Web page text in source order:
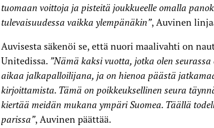
tuomaan voittoja ja pisteitä joukkueelle omalla
tulevaisuudessa vaikka ylempänäkin”, Auvinen
Auvisesta säkenöi se, että nuori maalivahti on
Unitedissa. ”Nämä kaksi vuotta, jotka olen
aikaa jalkapalloilijana, ja on hienoa päästä
kirjoittamista. Tämä on poikkeuksellinen seura
kiertää meidän mukana ympäri Suomea. Täällä
parissa”, Auvinen päättää.